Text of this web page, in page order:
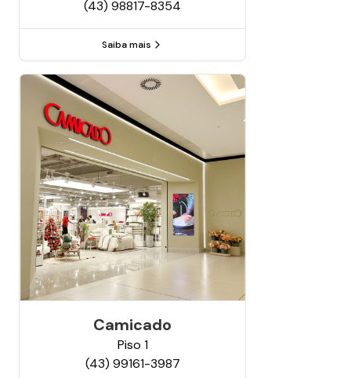
(43) 98817-8354
Saiba mais
Camicado
Piso 1
(43) 99161-3987